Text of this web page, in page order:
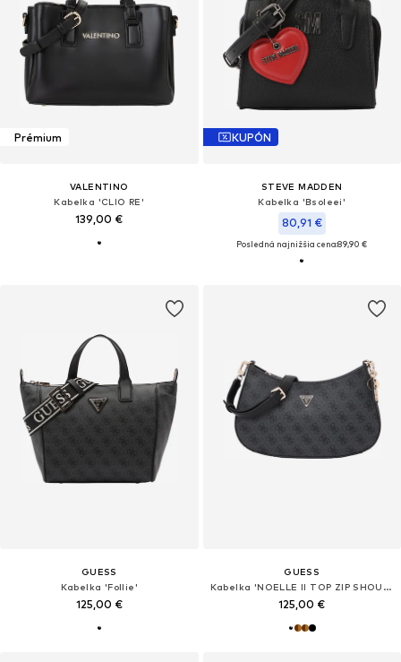
Prémium
VALENTINO
Kabelka 'CLIO RE'
139,00 €
KUPÓN
STEVE MADDEN
Kabelka 'Bsoleei'
80,91 €
Posledná najnižšia cena:89,90 €
GUESS
Kabelka 'Follie'
125,00 €
GUESS
Kabelka 'NOELLE II TOP ZIP SHOULDER BAG'
125,00 €